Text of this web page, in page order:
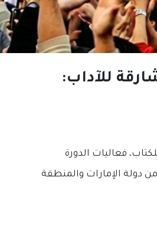
للآداب:
فعاليات الدورة
دولة الإمارات والمنطقة